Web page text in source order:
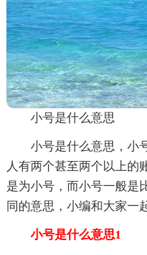
小号是什么意思
小号是什么意思，小
人有两个甚至两个以上的
是为小号，而小号一般是
同的意思，小编和大家一
小号是什么意思1